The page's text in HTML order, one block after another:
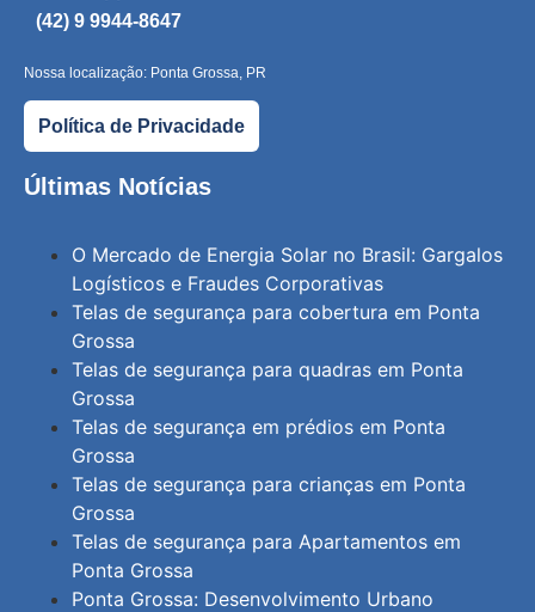
(42) 9 9944-8647
Nossa localização: Ponta Grossa, PR
Política de Privacidade
Últimas Notícias
O Mercado de Energia Solar no Brasil: Gargalos
Logísticos e Fraudes Corporativas
Telas de segurança para cobertura em Ponta
Grossa
Telas de segurança para quadras em Ponta
Grossa
Telas de segurança em prédios em Ponta
Grossa
Telas de segurança para crianças em Ponta
Grossa
Telas de segurança para Apartamentos em
Ponta Grossa
Ponta Grossa: Desenvolvimento Urbano